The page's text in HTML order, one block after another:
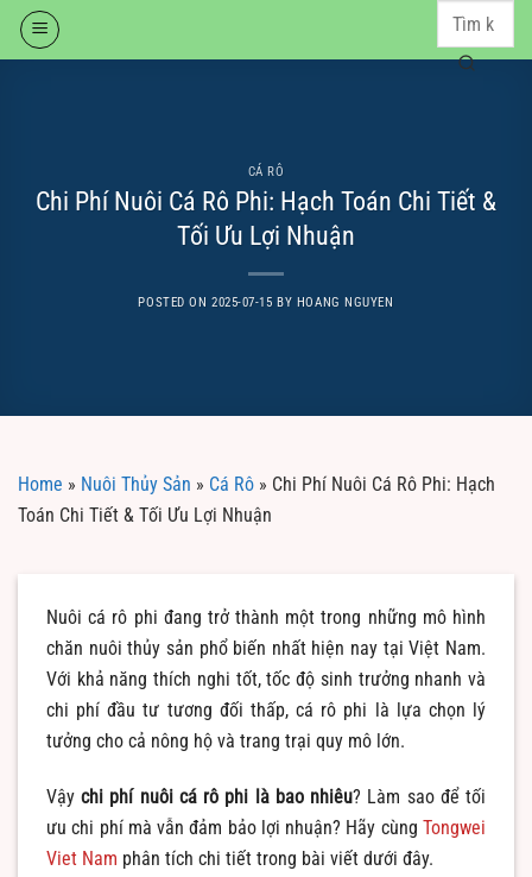
Skip
CÁ RÔ
Chi Phí Nuôi Cá Rô Phi: Hạch Toán Chi Tiết &
Tối Ưu Lợi Nhuận
POSTED ON 2025-07-15 BY HOANG NGUYEN
Home » Nuôi Thủy Sản » Cá Rô » Chi Phí Nuôi Cá Rô Phi: Hạch
Toán Chi Tiết & Tối Ưu Lợi Nhuận
Nuôi cá rô phi đang trở thành một trong những mô hình
chăn nuôi thủy sản phổ biến nhất hiện nay tại Việt Nam.
Với khả năng thích nghi tốt, tốc độ sinh trưởng nhanh và
chi phí đầu tư tương đối thấp, cá rô phi là lựa chọn lý
tưởng cho cả nông hộ và trang trại quy mô lớn.
Vậychi phí nuôi cá rô phi là bao nhiêu? Làm sao để tối
ưu chi phí mà vẫn đảm bảo lợi nhuận? Hãy cùng Tongwei
Viet Nam phân tích chi tiết trong bài viết dưới đây.